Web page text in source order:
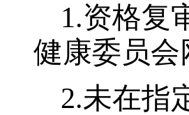
1.资格复
健康委员
2.未在指